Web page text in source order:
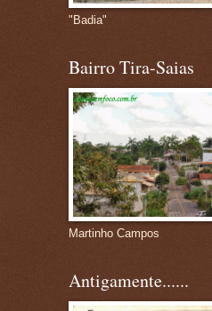
"Badia"
Bairro Tira-Saias
Martinho Campos
Antigamente......